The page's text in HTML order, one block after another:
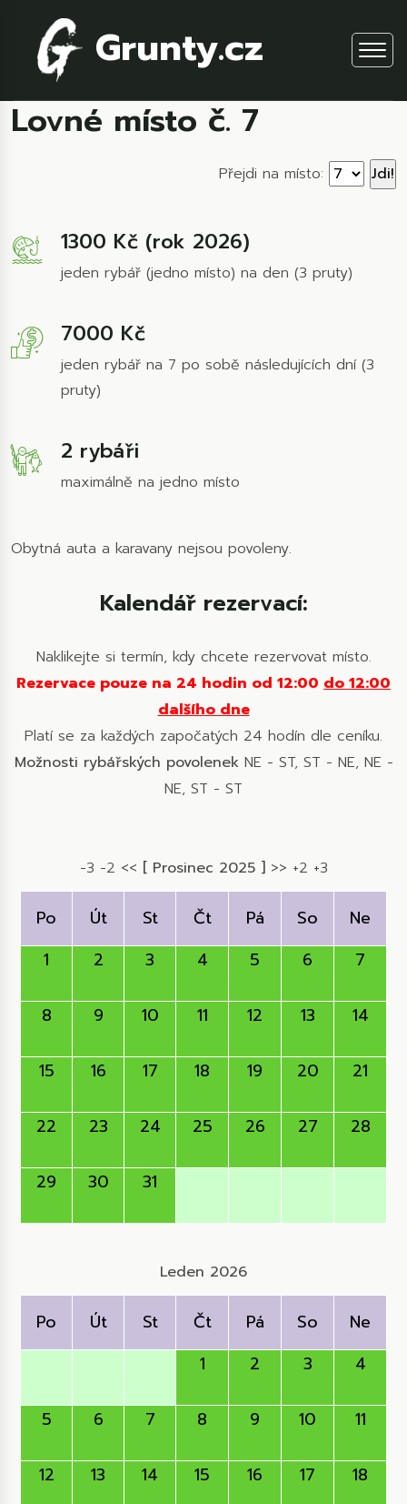
Grunty.cz
Lovné místo č. 7
Přejdi na místo:
1300 Kč (rok 2026)
jeden rybář (jedno místo) na den (3 pruty)
7000 Kč
jeden rybář na 7 po sobě následujících dní (3
pruty)
2 rybáři
maximálně na jedno místo
Obytná auta a karavany nejsou povoleny.
Kalendář rezervací:
Naklikejte si termín, kdy chcete rezervovat místo.
Rezervace pouze na 24 hodin od 12:00 do 12:00
dalšího dne
Platí se za každých započatých 24 hodín dle ceníku.
Možnosti rybářských povolenekNE - ST, ST - NE, NE -
NE, ST - ST
-3 -2 << [ Prosinec 2025 ] >> +2 +3
Po Út St Čt Pá So
Ne
1
2 3 4 5 6 7
8 9 10 11 12 13 14
15 16 17 18 19 20 21
22 23 24 25 26 27 28
29 30 31
Leden 2026
Po Út St Čt Pá So
Ne
1
2 3 4
5 6 7 8 9 10 11
12 13 14 15 16 17 18